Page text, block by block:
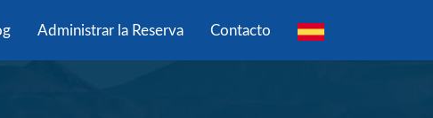
Administrar la Reserva Contacto